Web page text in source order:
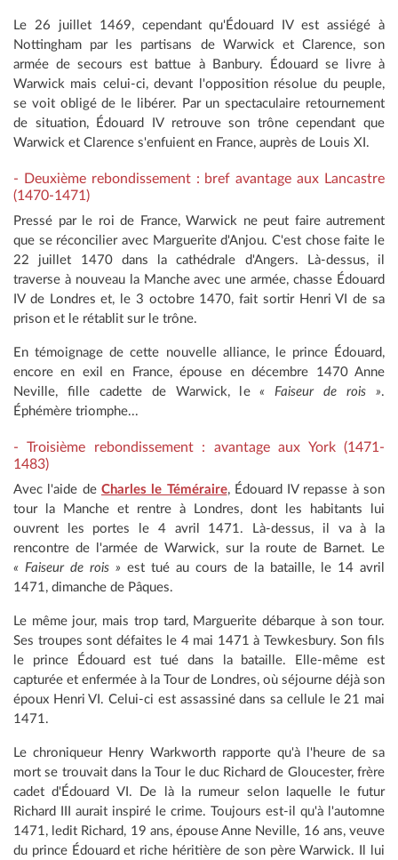
Le 26 juillet 1469, cependant qu'Édouard IV est assiégé à
Nottingham par les partisans de Warwick et Clarence, son
armée de secours est battue à Banbury. Édouard se livre à
Warwick mais celui-ci, devant l'opposition résolue du peuple,
se voit obligé de le libérer. Par un spectaculaire retournement
de situation, Édouard IV retrouve son trône cependant que
Warwick et Clarence s'enfuient en France, auprès de Louis XI.
- Deuxième rebondissement : bref avantage aux Lancastre
(1470-1471)
Pressé par le roi de France, Warwick ne peut faire autrement
que se réconcilier avec Marguerite d'Anjou. C'est chose faite le
22 juillet 1470 dans la cathédrale d'Angers. Là-dessus, il
traverse à nouveau la Manche avec une armée, chasse Édouard
IV de Londres et, le 3 octobre 1470, fait sortir Henri VI de sa
prison et le rétablit sur le trône.
En témoignage de cette nouvelle alliance, le prince Édouard,
encore en exil en France, épouse en décembre 1470 Anne
Neville, fille cadette de Warwick, le« Faiseur de rois ».
Éphémère triomphe...
- Troisième rebondissement : avantage aux York (1471-
1483)
Avec l'aide de Charles le Téméraire, Édouard IV repasse à son
tour la Manche et rentre à Londres, dont les habitants lui
ouvrent les portes le 4 avril 1471. Là-dessus, il va à la
rencontre de l'armée de Warwick, sur la route de Barnet. Le
« Faiseur de rois » est tué au cours de la bataille, le 14 avril
1471, dimanche de Pâques.
Le même jour, mais trop tard, Marguerite débarque à son tour.
Ses troupes sont défaites le 4 mai 1471 à Tewkesbury. Son fils
le prince Édouard est tué dans la bataille. Elle-même est
capturée et enfermée à la Tour de Londres, où séjourne déjà son
époux Henri VI. Celui-ci est assassiné dans sa cellule le 21 mai
1471.
Le chroniqueur Henry Warkworth rapporte qu'à l'heure de sa
mort se trouvait dans la Tour le duc Richard de Gloucester, frère
cadet d'Édouard VI. De là la rumeur selon laquelle le futur
Richard III aurait inspiré le crime. Toujours est-il qu'à l'automne
1471, ledit Richard, 19 ans, épouse Anne Neville, 16 ans, veuve
du prince Édouard et riche héritière de son père Warwick. Il lui